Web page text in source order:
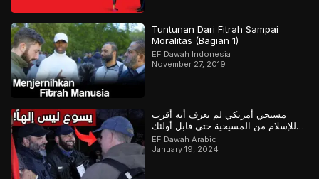
Tuntunan Dari Fitrah Sampai
Moralitas (Bagian 1)
EF Dawah Indonesia
November 27, 2019
مسيحي أمريكي لم يعرف أنه أقرب
للإسلام من المسيحية حتى قابل أولئك
المسلمين
EF Dawah Arabic
January 19, 2024